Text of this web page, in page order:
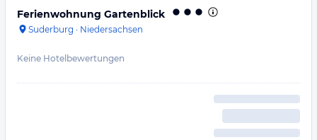
Ferienwohnung Gartenblick
Suderburg · Niedersachsen
Keine Hotelbewertungen